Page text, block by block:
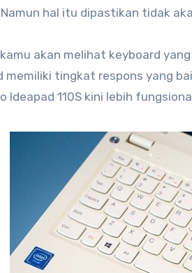
hal itu dipastikan tidak
akan melihat keyboard
memiliki tingkat respons yang
Ideapad 110S kini lebih